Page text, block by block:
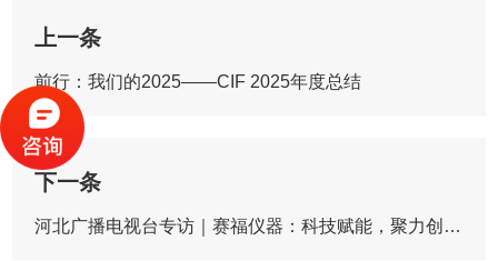
上一条
前行：我们的2025——CIF 2025年度总结
下一条
河北广播电视台专访｜赛福仪器：科技赋能，聚力创新！